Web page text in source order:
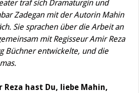
traf sich Dramaturgin und
Zadegan mit der Autorin Mahin
Sie sprachen über die Arbeit an
mit Regisseur Amir Reza
Büchner entwickelte, und die
hast Du, liebe Mahin,